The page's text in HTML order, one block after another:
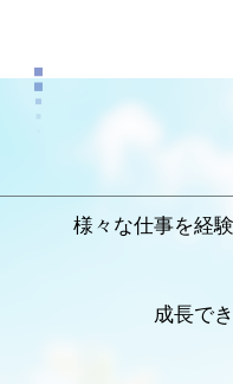
様々な仕事を経
成長で